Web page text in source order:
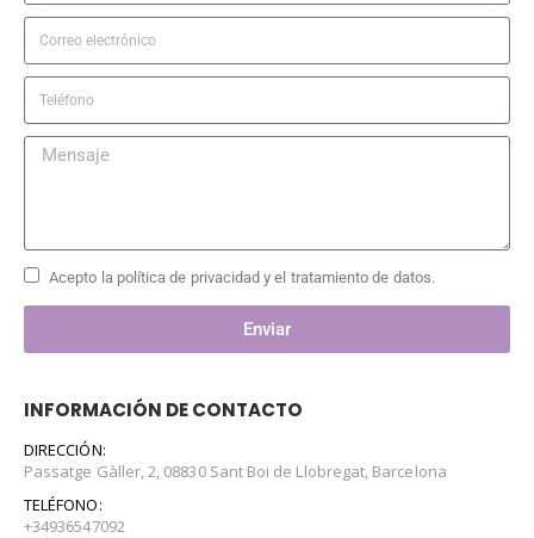
Acepto la política de privacidad y el tratamiento de datos.
Enviar
INFORMACIÓN DE CONTACTO
DIRECCIÓN:
Passatge Gàller, 2, 08830 Sant Boi de Llobregat, Barcelona
TELÉFONO:
+34936547092